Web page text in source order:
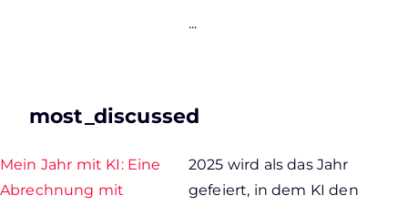
...
most_discussed
Mein Jahr mit KI: Eine
Abrechnung mit
2025 wird als das Jahr
gefeiert, in dem KI den